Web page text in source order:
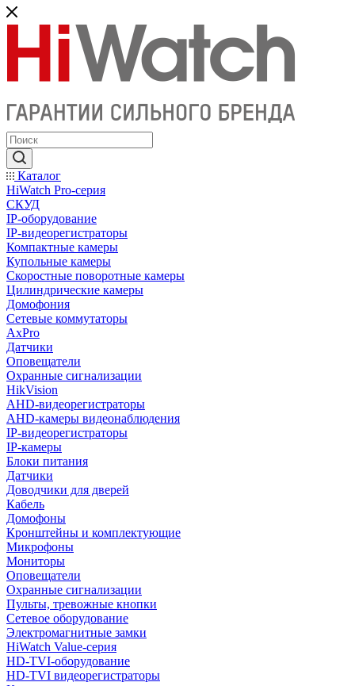
Каталог
HiWatch Pro-серия
CКУД
IP-оборудование
IP-видеорегистраторы
Компактные камеры
Купольные камеры
Скоростные поворотные камеры
Цилиндрические камеры
Домофония
Сетевые коммутаторы
AxPro
Датчики
Оповещатели
Охранные сигнализации
HikVision
AHD-видеорегистраторы
AHD-камеры видеонаблюдения
IP-видеорегистраторы
IP-камеры
Блоки питания
Датчики
Доводчики для дверей
Кабель
Домофоны
Кронштейны и комплектующие
Микрофоны
Мониторы
Оповещатели
Охранные сигнализации
Пульты, тревожные кнопки
Сетевое оборудование
Электромагнитные замки
HiWatch Value-серия
HD-TVI-оборудование
HD-TVI видеорегистраторы